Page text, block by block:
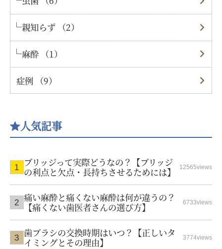
親知らず （2）
麻酔 （1）
症例 （9）
人気記事
ブリッジって実際どうなの？【ブリッジ
の利点と欠点・長持ちさせるためには】
12565views
痛い麻酔と痛くない麻酔は何が違うの？
【痛くない歯医者さんの選び方】
6733views
歯ブラシの交換時期はいつ？【正しいタ
イミングとその理由】
3774views